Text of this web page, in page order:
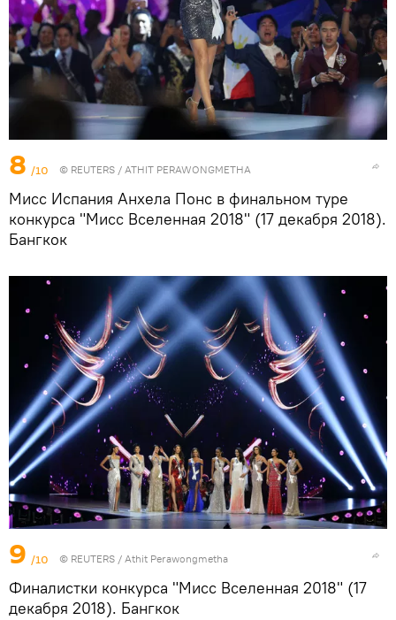
8 /10 © REUTERS / ATHIT PERAWONGMETHA
Мисс Испания Анхела Понс в финальном туре
конкурса "Мисс Вселенная 2018" (17 декабря 2018).
Бангкок
9 /10 © REUTERS / Athit Perawongmetha
Финалистки конкурса "Мисс Вселенная 2018" (17
декабря 2018). Бангкок